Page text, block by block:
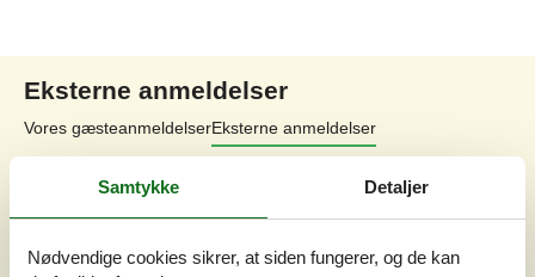
Eksterne anmeldelser
Vores gæsteanmeldelserEksterne anmeldelser
4,5
Samtykke Detaljer
Nødvendige cookies sikrer, at siden fungerer, og de kan